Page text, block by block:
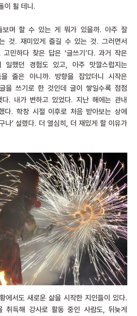
이 될 테니.
보며 할 수 있는 게 뭐가 있을까. 아주 잘
것. 재미있게 즐길 수 있는 것. 그러면서
민하다 찾은 답은 ‘글쓰기’다. 과거 작은
일했던 경험도 있고, 아주 맛깔스럽지는
줄은 아니까. 방향을 잡았더니 시작은
을 쓰기로 한 것인데 글이 쌓일수록 점점
. 내가 변하고 있었다. 지난 해에는 관내
다. 학창 시절 이후로 처음 받아보는 상에
나’ 설렜다. 더 열심히, 더 재밌게 할 이유가
에서도 새로운 삶을 시작한 지인들이 있다.
취득해 강사로 활동 중인 사람도, 뒤늦게